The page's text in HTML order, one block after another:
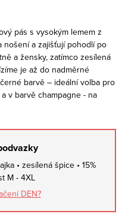
pás s vysokým lemem z
nošení a zajišťují pohodlí po
a žensky, zatímco zesílená
je až do nadměrné
barvě – ideální volba pro
v barvě champagne - na
• zesílená špice • 15%
M - 4XL
DEN?